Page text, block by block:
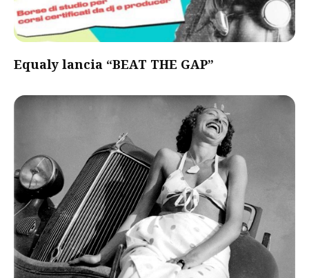
Equaly lancia “BEAT THE GAP”